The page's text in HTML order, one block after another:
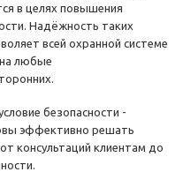
в целях повышения
Надёжность таких
всей охранной системе
любые
безопасности -
эффективно решать
консультаций клиентам до